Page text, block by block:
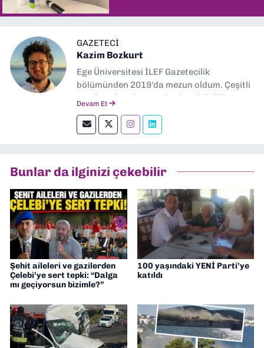
GAZETECI
Kazim Bozkurt
Ege Üniversitesi İLEF Gazetecilik
bölümünden 2019'da mezun oldum. Çeşitli
yerel ve ulusal gazetelerde editörlük,
okumayı severim.
Devam Et
Bunlar da ilginizi çekebilir
Şehit aileleri ve gazilerden
Çelebi’ye sert tepki: “Dalga
mı geçiyorsun bizimle?”
100 yaşındaki YENİ Parti’ye
katıldı